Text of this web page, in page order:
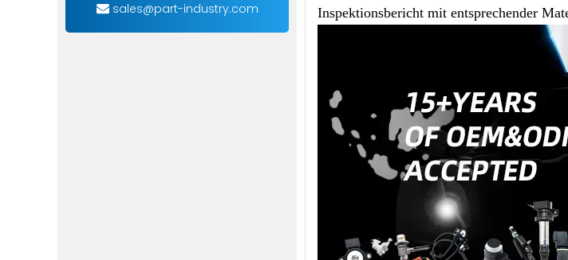
sales@part-industry.com
Inspektionsbericht mit entsprechender